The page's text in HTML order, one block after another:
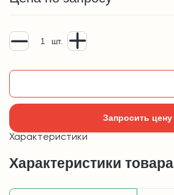
шт.
Запросить цену
Характеристики
Характеристики товара